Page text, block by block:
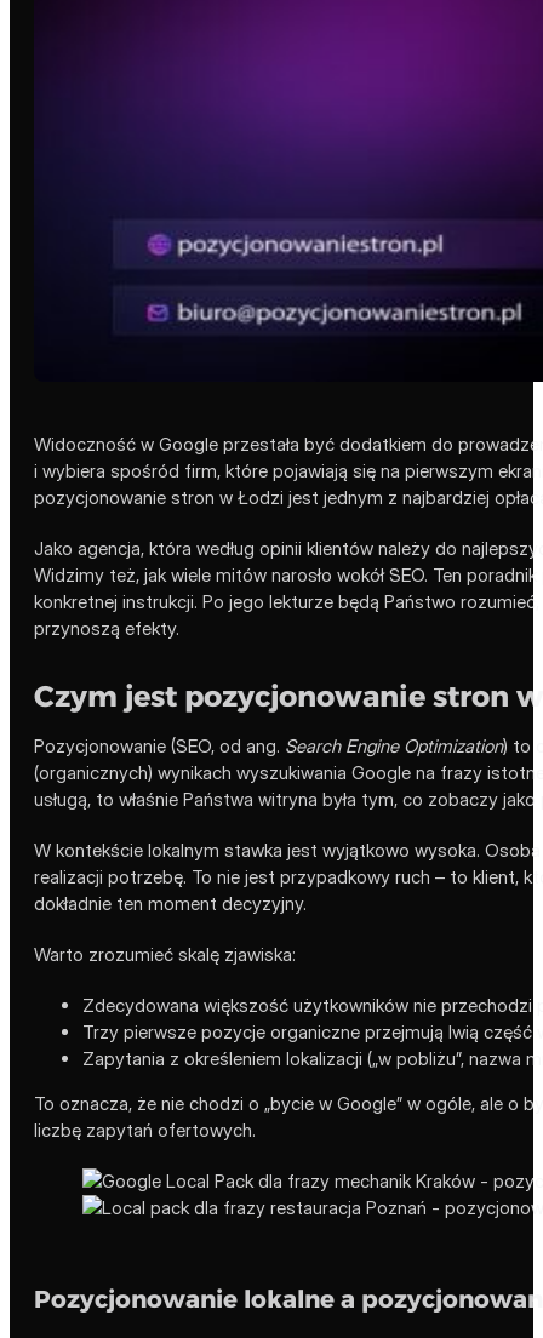
Widoczność w Google przestała być dodatkiem do
i wybiera spośród firm, które pojawiają się na pierwszym
pozycjonowanie stron w Łodzi jest jednym z najbardziej
Jako agencja, która według opinii klientów należy do
Widzimy też, jak wiele mitów narosło wokół SEO. Ten
konkretnej instrukcji. Po jego lekturze będą Państwo
przynoszą efekty.
Czym jest pozycjonowanie stron
Pozycjonowanie (SEO, od ang. Search Engine Optimization) to
(organicznych) wynikach wyszukiwania Google na frazy
usługą, to właśnie Państwa witryna była tym, co zobaczy jako
W kontekście lokalnym stawka jest wyjątkowo wysoka.
realizacji potrzebę. To nie jest przypadkowy ruch – to klient,
dokładnie ten moment decyzyjny.
Warto zrozumieć skalę zjawiska:
Zdecydowana większość użytkowników nie przechodzi
Trzy pierwsze pozycje organiczne przejmują lwią część
Zapytania z określeniem lokalizacji („w pobliżu”,
To oznacza, że nie chodzi o „bycie w Google” w ogóle, ale o
liczbę zapytań ofertowych.
Pozycjonowanie lokalne a